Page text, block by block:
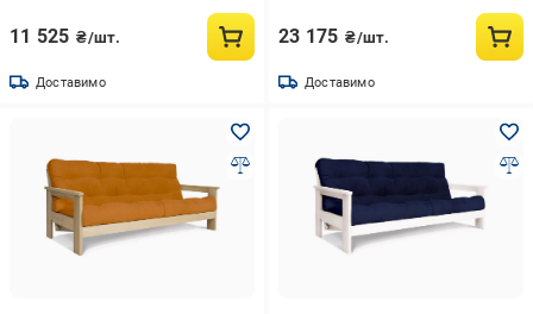
11 525 ₴/шт.
Доставимо
23 175 ₴/шт.
Доставимо